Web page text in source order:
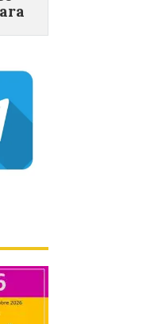
de
de